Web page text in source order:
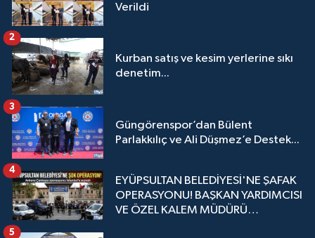
Verildi
Kurban satış ve kesim yerlerine sıkı
denetim...
2
Güngörenspor’dan Bülent
Parlakkılıç ve Ali Düşmez’e Destek...
3
EYÜPSULTAN BELEDİYESİ'NE ŞAFAK
OPERASYONU! BAŞKAN YARDIMCISI
VE ÖZEL KALEM MÜDÜRÜ
4
5